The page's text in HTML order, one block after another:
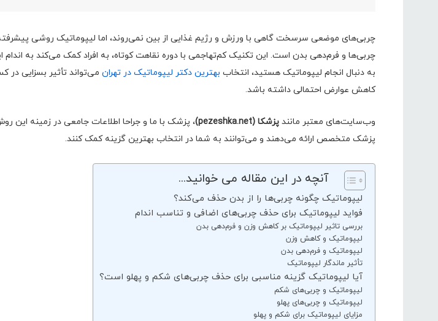
چربی‌های موضعی سرسخت گاهی با ورزش و رژیم غذایی از بین نمی‌روند، اما لیپوماتیک روشی
چربی‌ها و فرم‌دهی بدن است. این تکنیک کم‌تهاجمی با دوره نقاهت کوتاه، به افراد کمک می‌کند به اندام
به دنبال انجام لیپوماتیک هستید، انتخاب بهترین دکتر لیپوماتیک در تهران می‌تواند تأثیر بسزایی
کاهش عوارض احتمالی داشته باشد.
وب‌سایت‌های معتبر مانند پزشکا (pezeshka.net)
، پزشک با ما و جراحا اطلاعات جامعی در زمینه این
پزشک متخصص ارائه می‌دهند و می‌توانند به شما در انتخاب بهترین گزینه کمک کنند.
آنچه در این مقاله می خوانید...
لیپوماتیک چگونه چربی‌ها را از بدن حذف می‌کند؟
فواید لیپوماتیک برای حذف چربی‌های اضافی و تناسب اندام
بررسی تاثیر لیپوماتیک بر کاهش وزن و فرم‌دهی بدن
لیپوماتیک و کاهش وزن
لیپوماتیک و فرم‌دهی بدن
تأثیر ماندگار لیپوماتیک
آیا لیپوماتیک گزینه مناسبی برای حذف چربی‌های شکم و پهلو است؟
لیپوماتیک و چربی‌های شکم
لیپوماتیک و چربی‌های پهلو
مزایای لیپوماتیک برای شکم و پهلو